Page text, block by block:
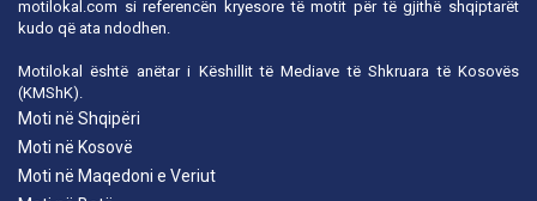
motilokal.com si referencën kryesore të motit për të gjithë shqiptarët
kudo që ata ndodhen.
Motilokal është anëtar i Këshillit të Mediave të Shkruara të Kosovës
(KMShK).
Moti në Shqipëri
Moti në Kosovë
Moti në Maqedoni e Veriut